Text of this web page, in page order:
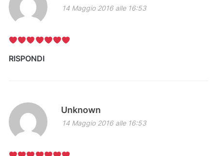
14 Maggio 2016 alle 16:53
RISPONDI
Unknown
14 Maggio 2016 alle 16:53